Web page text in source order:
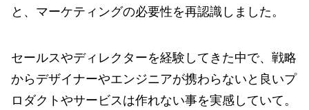
と、マーケティングの必要性を再認識しました。
セールスやディレクターを経験してきた中で、戦略
からデザイナーやエンジニアが携わらないと良いプ
ロダクトやサービスは作れない事を実感していて。